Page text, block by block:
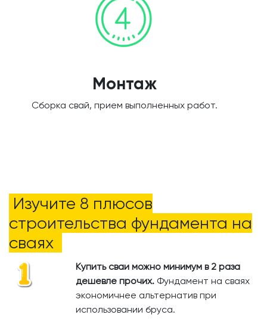
Монтаж
Сборка свай, прием выполненных работ.
Изучите 8 плюсов
строительства фундамента на
сваях
Купить сваи можно минимум в 2 раза
дешевле прочих. Фундамент на сваях
экономичнее альтернатив при
использовании бруса.